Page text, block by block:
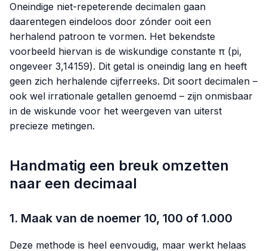
Oneindige niet-repeterende decimalen gaan
daarentegen eindeloos door zónder ooit een
herhalend patroon te vormen. Het bekendste
voorbeeld hiervan is de wiskundige constante π (pi,
ongeveer 3,14159). Dit getal is oneindig lang en heeft
geen zich herhalende cijferreeks. Dit soort decimalen –
ook wel irrationale getallen genoemd – zijn onmisbaar
in de wiskunde voor het weergeven van uiterst
precieze metingen.
Handmatig een breuk omzetten
naar een decimaal
1. Maak van de noemer 10, 100 of 1.000
Deze methode is heel eenvoudig, maar werkt helaas